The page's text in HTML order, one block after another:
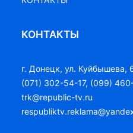
КОНТАКТЫ
г. Донецк, ул. Куйбышева,
(071) 302-54-17, (099)
trk@republic-tv.ru